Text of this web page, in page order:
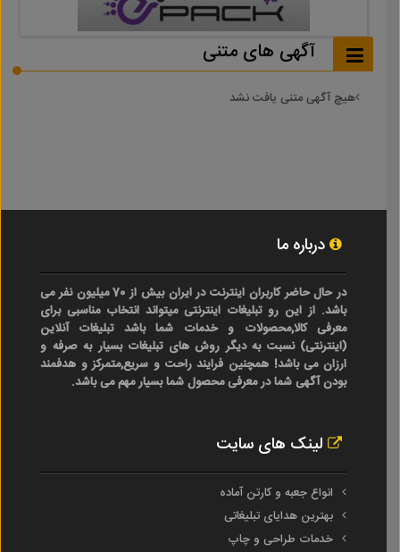
آگهی های متنی
هیچ آگهی متنی یافت نشد
درباره ما
در حال حاضر کاربران اینترنت در ایران بیش از 70 میلیون نفر می
باشد. از این رو تبلیغات اینترنتی میتواند انتخاب مناسبی برای
معرفی کالا,محصولات و خدمات شما باشد تبلیغات آنلاین
(اینترنتی) نسبت به دیگر روش های تبلیغات بسیار به صرفه و
ارزان می باشد! همچنین فرایند راحت و سریع,متمرکز و هدفمند
بودن آگهی شما در معرفی محصول شما بسیار مهم می باشد.
لینک های سایت
انواع جعبه و کارتن آماده
بهترین هدایای تبلیغاتی
خدمات طراحی و چاپ